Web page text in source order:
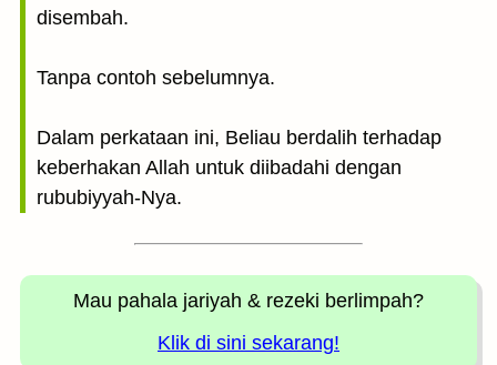
disembah.
Tanpa contoh sebelumnya.
Dalam perkataan ini, Beliau berdalih terhadap
keberhakan Allah untuk diibadahi dengan
rububiyyah-Nya.
Mau pahala jariyah & rezeki berlimpah?
Klik di sini sekarang!